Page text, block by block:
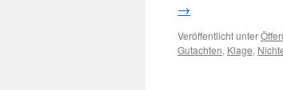
→
Veröffentlicht unter
Gutachten, Klage,